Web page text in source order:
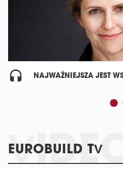
headset NAJWAŻNIEJSZA JEST
EUROBUILD TV